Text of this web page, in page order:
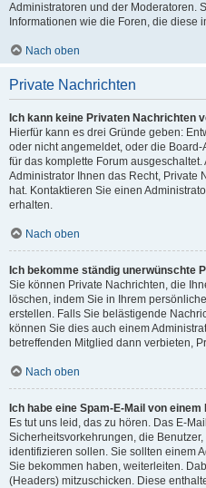
Administratoren und der Moderatoren.
Informationen wie die Foren, die diese
Nach oben
Private Nachrichten
Ich kann keine Privaten Nachrichten
Hierfür kann es drei Gründe geben:
oder nicht angemeldet, oder die
für das komplette Forum
Administrator Ihnen das Recht, Private
hat. Kontaktieren Sie einen
erhalten.
Nach oben
Ich bekomme ständig unerwünschte
Sie können Private Nachrichten, die
löschen, indem Sie in Ihrem
erstellen. Falls Sie belästigende
können Sie dies auch einem
betreffenden Mitglied dann verbieten,
Nach oben
Ich habe eine Spam-E-Mail von
Es tut uns leid, das zu hören. Das E-
Sicherheitsvorkehrungen, die
identifizieren sollen. Sie sollten einem
Sie bekommen haben, weiterleiten.
(Headers) mitzuschicken. Diese